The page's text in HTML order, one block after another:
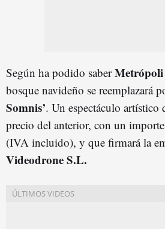
Según ha podido saberMetrópoli
bosque navideño se reemplazará
Somnis’. Un espectáculo artístico
precio del anterior, con un
(IVA incluido), y que firmará la
Videodrone S.L.